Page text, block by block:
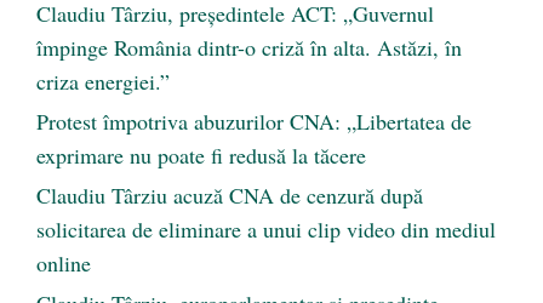
Claudiu Târziu, președintele ACT: „Guvernul
împinge România dintr-o criză în alta. Astăzi, în
criza energiei.”
Protest împotriva abuzurilor CNA: „Libertatea de
exprimare nu poate fi redusă la tăcere
Claudiu Târziu acuză CNA de cenzură după
solicitarea de eliminare a unui clip video din mediul
online